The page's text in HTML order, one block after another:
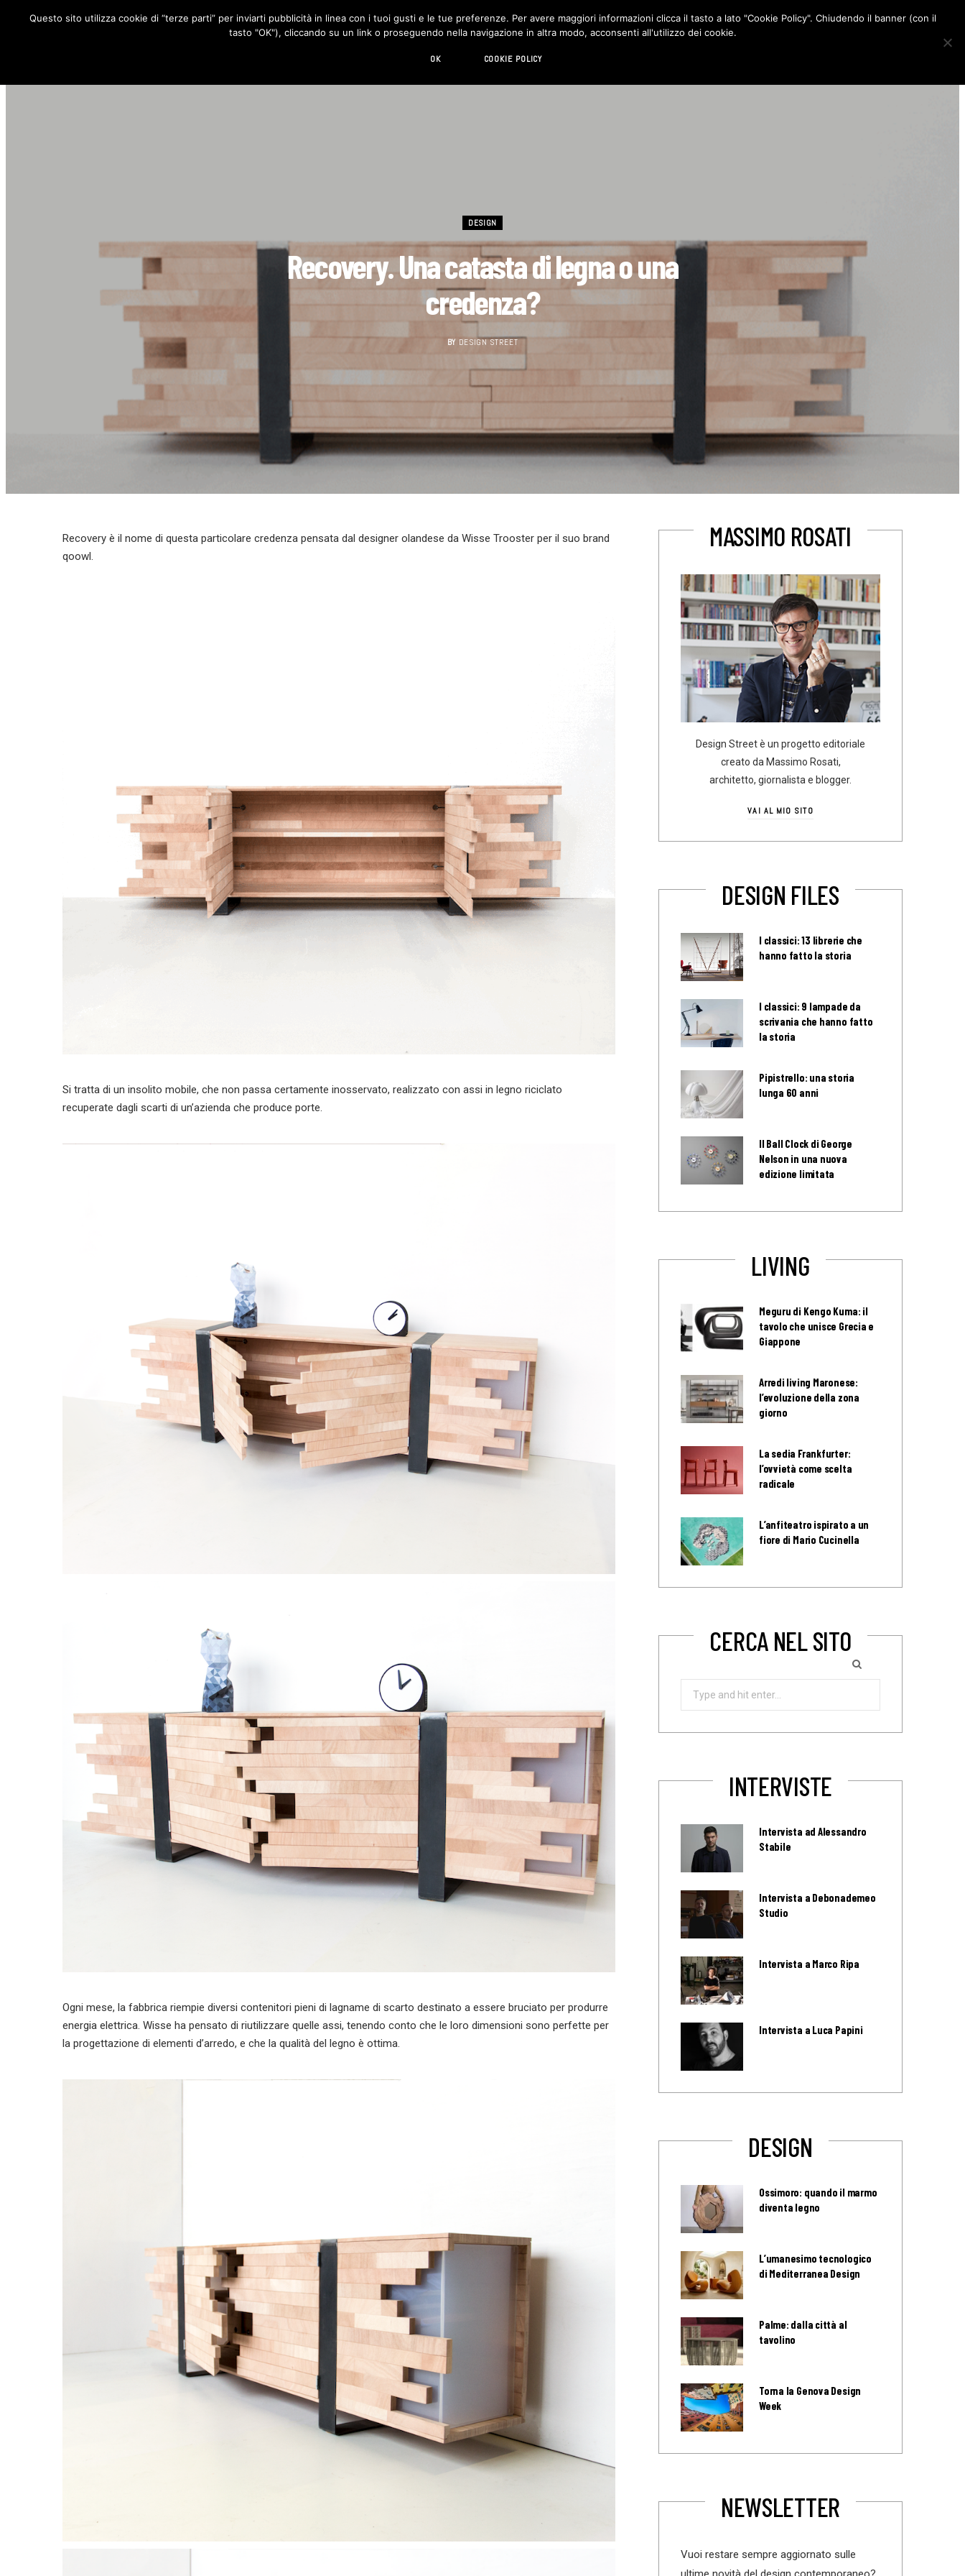
RUBRICHE DESIGN LIVING HI-TECH CHI SIAMO CONTATTI
o
g
r
d
DESIGN
Recovery. Una catasta di legna o una
credenza?
BY DESIGN STREET
Recovery è il nome di questa particolare credenza pensata dal designer olandese da Wisse Trooster per il suo brand
qoowl.
Si tratta di un insolito mobile, che non passa certamente inosservato, realizzato con assi in legno riciclato
recuperate dagli scarti di un’azienda che produce porte.
Ogni mese, la fabbrica riempie diversi contenitori pieni di lagname di scarto destinato a essere bruciato per produrre
energia elettrica. Wisse ha pensato di riutilizzare quelle assi, tenendo conto che le loro dimensioni sono perfette per
la progettazione di elementi d’arredo, e che la qualità del legno è ottima.
MASSIMO ROSATI
Design Street è un progetto editoriale
creato da Massimo Rosati,
architetto, giornalista e blogger.
VAI AL MIO SITO
DESIGN FILES
I classici: 13 librerie che
hanno fatto la storia
I classici: 9 lampade da
scrivania che hanno fatto
la storia
Pipistrello: una storia
lunga 60 anni
Il Ball Clock di George
Nelson in una nuova
edizione limitata
LIVING
Meguru di Kengo Kuma: il
tavolo che unisce Grecia e
Giappone
Arredi living Maronese:
l’evoluzione della zona
giorno
La sedia Frankfurter:
l’ovvietà come scelta
radicale
L’anfiteatro ispirato a un
fiore di Mario Cucinella
CERCA NEL SITO
Search
INTERVISTE
Intervista ad Alessandro
Stabile
Intervista a Debonademeo
Studio
Intervista a Marco Ripa
Intervista a Luca Papini
DESIGN
Ossimoro: quando il marmo
diventa legno
L’umanesimo tecnologico
di Mediterranea Design
Palme: dalla città al
tavolino
Torna la Genova Design
Week
NEWSLETTER
Vuoi restare sempre aggiornato sulle
Questo sito utilizza cookie di “terze parti” per inviarti pubblicità in linea con i tuoi gusti e le tue preferenze. Per avere maggiori informazioni clicca il tasto a lato "Cookie Policy". Chiudendo il banner (con il
tasto "OK"), cliccando su un link o proseguendo nella navigazione in altra modo, acconsenti all'utilizzo dei cookie.
OK COOKIE POLICY